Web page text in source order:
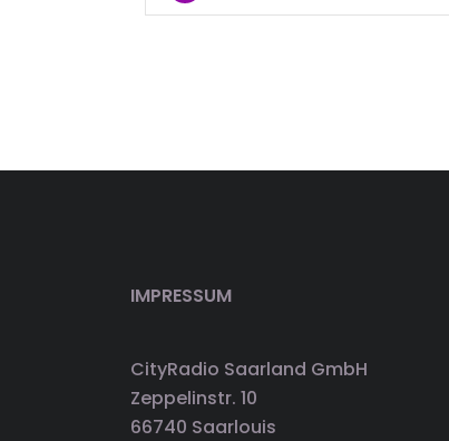
IMPRESSUM
CityRadio Saarland GmbH
Zeppelinstr. 10
66740 Saarlouis